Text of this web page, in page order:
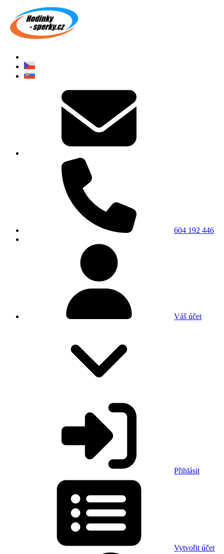
604 192 446
Váš účet
Přihlásit
Vytvořit účet